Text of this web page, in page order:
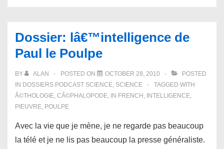
Dossier: lâ€™intelligence de
Paul le Poulpe
BY ALAN POSTED ON OCTOBER 28, 2010
POSTED
IN DOSSIERS PODCAST SCIENCE, SCIENCE
TAGGED WITH
Ã©THOLOGIE, CÃ©PHALOPODE, IN FRENCH , INTELLIGENCE,
PIEUVRE, POULPE
Avec la vie que je mène, je ne regarde pas beaucoup
la télé et je ne lis pas beaucoup la presse généraliste.